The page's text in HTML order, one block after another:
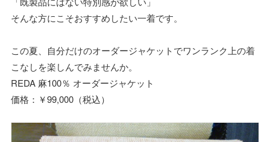
そんな方にこそおすすめしたい一着です。
この夏、自分だけのオーダージャケットでワンランク上の着
こなしを楽しんでみませんか。
REDA 麻100％ オーダージャケット
価格：￥99,000（税込）